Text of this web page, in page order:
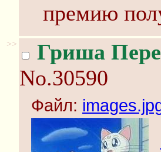
премию
>> Гриша
No.30590
Файл: